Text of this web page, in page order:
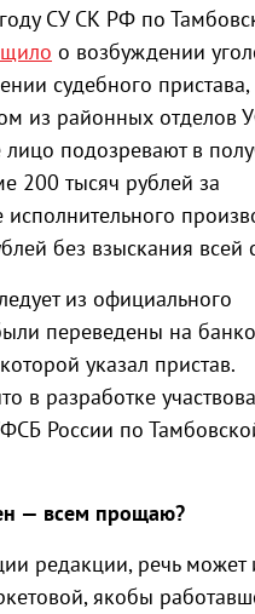
СУ СК РФ по
о возбуждении
судебного
из районных отделов
подозревают в
200 тысяч рублей за
без взыскания всей
из официального
переведены на
указал пристав.
в разработке
России по
— всем прощаю?
редакции, речь может
якобы